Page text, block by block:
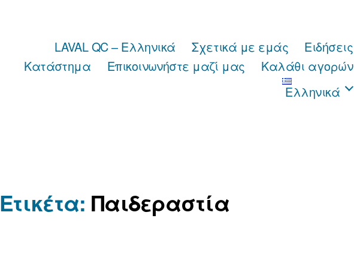
LAVAL QC – Ελληνικά Σχετικά με εμάς
Ειδήσεις
Κατάστημα
Επικοινωνήστε μαζί μας
Καλάθι αγορών
Ελληνικά
Ετικέτα: Παιδεραστία